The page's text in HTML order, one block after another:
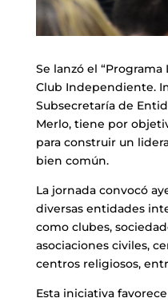
Se lanzó el “Programa
Club Independiente.
Subsecretaría de
Merlo, tiene por
para construir un
bien común.
La jornada convocó
diversas entidades
como clubes,
asociaciones civiles,
centros religiosos,
Esta iniciativa